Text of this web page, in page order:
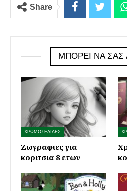
Share
ΜΠΟΡΕΊ ΝΑ ΣΑΣ
ΧΡΩΜΟΣΕΛΙΔΕΣ
Ζωγραφιες για
κοριτσια 8 ετων